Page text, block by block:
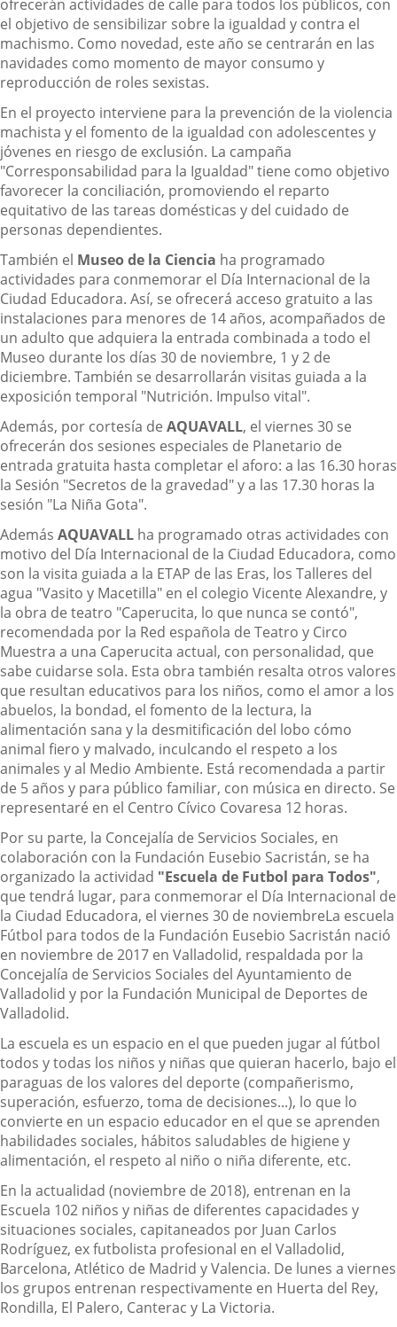
ofrecerán actividades de calle para todos los públicos, con
el objetivo de sensibilizar sobre la igualdad y contra el
machismo. Como novedad, este año se centrarán en las
navidades como momento de mayor consumo y
reproducción de roles sexistas.
En el proyecto interviene para la prevención de la violencia
machista y el fomento de la igualdad con adolescentes y
jóvenes en riesgo de exclusión. La campaña
"Corresponsabilidad para la Igualdad" tiene como objetivo
favorecer la conciliación, promoviendo el reparto
equitativo de las tareas domésticas y del cuidado de
personas dependientes.
También el Museo de la Ciencia ha programado
actividades para conmemorar el Día Internacional de la
Ciudad Educadora. Así, se ofrecerá acceso gratuito a las
instalaciones para menores de 14 años, acompañados de
un adulto que adquiera la entrada combinada a todo el
Museo durante los días 30 de noviembre, 1 y 2 de
diciembre. También se desarrollarán visitas guiada a la
exposición temporal "Nutrición. Impulso vital".
Además, por cortesía de AQUAVALL, el viernes 30 se
ofrecerán dos sesiones especiales de Planetario de
entrada gratuita hasta completar el aforo: a las 16.30 horas
la Sesión "Secretos de la gravedad" y a las 17.30 horas la
sesión "La Niña Gota".
Además AQUAVALL ha programado otras actividades con
motivo del Día Internacional de la Ciudad Educadora, como
son la visita guiada a la ETAP de las Eras, los Talleres del
agua "Vasito y Macetilla" en el colegio Vicente Alexandre, y
la obra de teatro "Caperucita, lo que nunca se contó",
recomendada por la Red española de Teatro y Circo
Muestra a una Caperucita actual, con personalidad, que
sabe cuidarse sola. Esta obra también resalta otros valores
que resultan educativos para los niños, como el amor a los
abuelos, la bondad, el fomento de la lectura, la
alimentación sana y la desmitificación del lobo cómo
animal fiero y malvado, inculcando el respeto a los
animales y al Medio Ambiente. Está recomendada a partir
de 5 años y para público familiar, con música en directo. Se
representaré en el Centro Cívico Covaresa 12 horas.
Por su parte, la Concejalía de Servicios Sociales, en
colaboración con la Fundación Eusebio Sacristán, se ha
organizado la actividad "Escuela de Futbol para Todos",
que tendrá lugar, para conmemorar el Día Internacional de
la Ciudad Educadora, el viernes 30 de noviembreLa escuela
Fútbol para todos de la Fundación Eusebio Sacristán nació
en noviembre de 2017 en Valladolid, respaldada por la
Concejalía de Servicios Sociales del Ayuntamiento de
Valladolid y por la Fundación Municipal de Deportes de
Valladolid.
La escuela es un espacio en el que pueden jugar al fútbol
todos y todas los niños y niñas que quieran hacerlo, bajo el
paraguas de los valores del deporte (compañerismo,
superación, esfuerzo, toma de decisiones...), lo que lo
convierte en un espacio educador en el que se aprenden
habilidades sociales, hábitos saludables de higiene y
alimentación, el respeto al niño o niña diferente, etc.
En la actualidad (noviembre de 2018), entrenan en la
Escuela 102 niños y niñas de diferentes capacidades y
situaciones sociales, capitaneados por Juan Carlos
Rodríguez, ex futbolista profesional en el Valladolid,
Barcelona, Atlético de Madrid y Valencia. De lunes a viernes
los grupos entrenan respectivamente en Huerta del Rey,
Rondilla, El Palero, Canterac y La Victoria.